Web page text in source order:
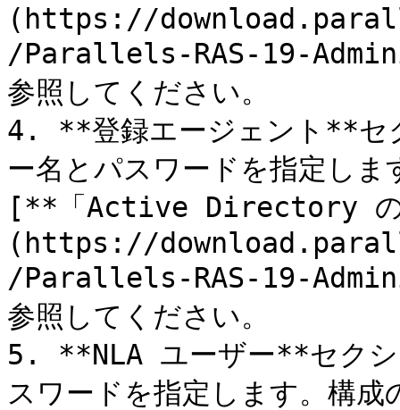
(https://
/Parallels-RAS-19-
参照してください。
4. **登録エージェント**セ
ー名とパスワードを指定し
[**「Active Directory の
(https://
/Parallels-RAS-19-
参照してください。
5. **NLA ユーザー**セクシ
スワードを指定します。構